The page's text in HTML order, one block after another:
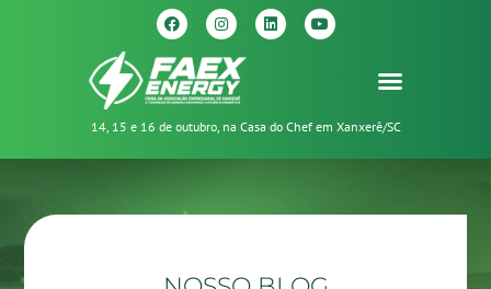
14, 15 e 16 de outubro, na Casa do Chef em Xanxerê/SC